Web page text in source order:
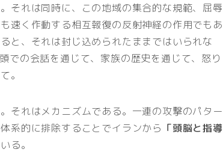
それは同時に、この地域の集合的な規範、屈辱
速く作動する相互報復の反射神経の作用でもあ
と、それは封じ込められたままではいられな
の会話を通じて、家族の歴史を通じて、怒り
。
それはメカニズムである。一連の攻撃のパター
系的に排除することでイランから 「頭脳と指導
る。